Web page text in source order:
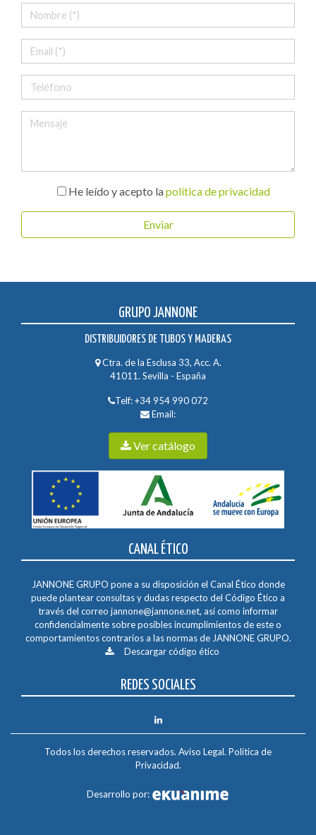
He leído y acepto lapolítica de privacidad
GRUPO JANNONE
DISTRIBUIDORES DE TUBOS Y MADERAS
Ctra. de la Esclusa 33, Acc. A.
41011. Sevilla - España
Telf:+34 954 990 072
Email:
Ver catálogo
CANAL ÉTICO
JANNONE GRUPO pone a su disposición el Canal Ético donde
puede plantear consultas y dudas respecto del Código Ético a
través del correo jannone@jannone.net, así como informar
confidencialmente sobre posibles incumplimientos de este o
comportamientos contrarios a las normas de JANNONE GRUPO.
Descargar código ético
REDES SOCIALES
Todos los derechos reservados. Aviso Legal. Política de
Privacidad.
Desarrollo por: